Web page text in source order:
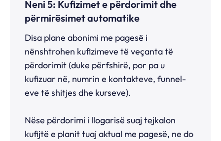
Neni 5: Kufizimet e përdorimit dhe
përmirësimet automatike
Disa plane abonimi me pagesë i
nënshtrohen kufizimeve të veçanta të
përdorimit (duke përfshirë, por pa u
kufizuar në, numrin e kontakteve, funnel-
eve të shitjes dhe kurseve).
Nëse përdorimi i llogarisë suaj tejkalon
kufijtë e planit tuaj aktual me pagesë, ne do